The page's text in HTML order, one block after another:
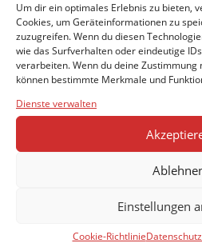
Um dir ein optimales Erlebnis zu bieten,
Cookies, um Geräteinformationen zu
zuzugreifen. Wenn du diesen
wie das Surfverhalten oder eindeutige
verarbeiten. Wenn du deine
können bestimmte Merkmale und
Dienste verwalten
Einstellungen
Cookie-Richtlinie
Cookie
cookieyes-
Das
des
damit